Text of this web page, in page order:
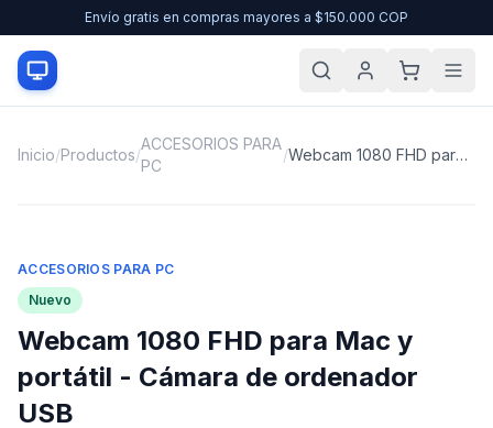
Envío gratis en compras mayores a $150.000 COP
Inicio/Productos/
ACCESORIOS PARA
PC
/ Webcam 1080 FHD para Mac y portátil - Cámara de ordenador USB
ACCESORIOS PARA PC
Nuevo
Webcam 1080 FHD para Mac y
portátil - Cámara de ordenador
USB